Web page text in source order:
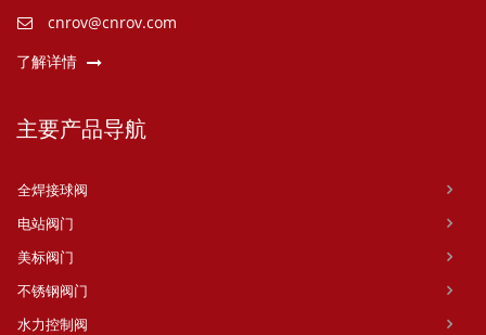
cnrov@cnrov.com
了解详情
主要产品导航
全焊接球阀
电站阀门
美标阀门
不锈钢阀门
水力控制阀